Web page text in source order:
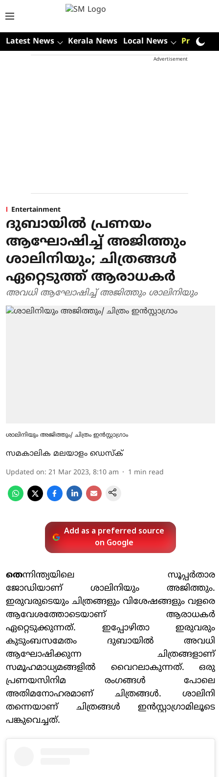
Latest News Kerala News Local News Premium
Advertisement
Entertainment
ദുബായിൽ പ്രണയം
ആഘോഷിച്ച് അജിത്തും
ശാലിനിയും; ചിത്രങ്ങൾ
ഏറ്റെടുത്ത് ആരാധകർ
അവധി ആഘോഷിച്ച് അജിത്തും ശാലിനിയും
ശാലിനിയും അജിത്തും/ ചിത്രം ഇൻസ്റ്റാ​ഗ്രാം
സമകാലിക മലയാളം ഡെസ്ക്
Updated on: 21 Mar 2023, 8:10 am 1 min read
Add as a preferred source
on Google
തെന്നിന്ത്യയിലെ സൂപ്പർതാര
ജോഡിയാണ് ശാലിനിയും അജിത്തും.
ഇരുവരുടെയും ചിത്രങ്ങളും വിശേഷങ്ങളും വളരെ
ആവേശത്തോടെയാണ് ആരാധകർ
ഏറ്റെടുക്കുന്നത്. ഇപ്പോഴിതാ ഇരുവരും
കുടുംബസമേതം ദുബായിൽ അവധി
ആഘോഷിക്കുന്ന ചിത്രങ്ങളാണ്
സമൂഹമാധ്യമങ്ങളിൽ വൈറലാകുന്നത്. ഒരു
പ്രണയസിനിമ രം​ഗങ്ങൾ പോലെ
അതിമനോഹരമാണ് ചിത്രങ്ങൾ. ശാലിനി
തന്നെയാണ് ചിത്രങ്ങൾ ഇൻസ്റ്റാ​ഗ്രാമിലൂടെ
പങ്കുവെച്ചത്.